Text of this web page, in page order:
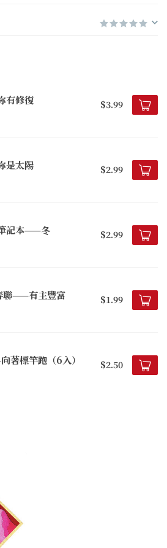
有修復 $3.99
是太陽 $2.99
記本——冬 $2.99
聯——有主豐富 $1.99
著標竿跑（6入） $2.50